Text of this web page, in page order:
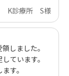
K診療所 S様
しました。
ています。
す。